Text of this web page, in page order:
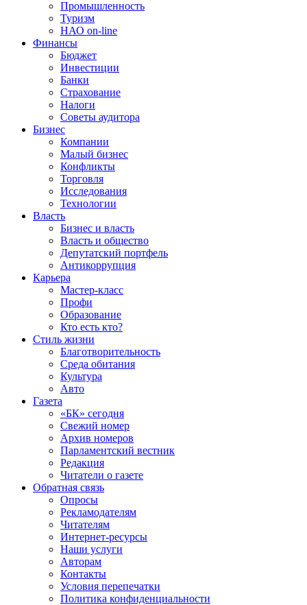
Промышленность
Туризм
НАО on-line
Финансы
Бюджет
Инвестиции
Банки
Страхование
Налоги
Советы аудитора
Бизнес
Компании
Малый бизнес
Конфликты
Торговля
Исследования
Технологии
Власть
Бизнес и власть
Власть и общество
Депутатский портфель
Антикоррупция
Карьера
Мастер-класс
Профи
Образование
Кто есть кто?
Стиль жизни
Благотворительность
Среда обитания
Культура
Авто
Газета
«БК» сегодня
Свежий номер
Архив номеров
Парламентский вестник
Редакция
Читатели о газете
Обратная связь
Опросы
Рекламодателям
Читателям
Интернет-ресурсы
Наши услуги
Авторам
Контакты
Условия перепечатки
Политика конфиденциальности